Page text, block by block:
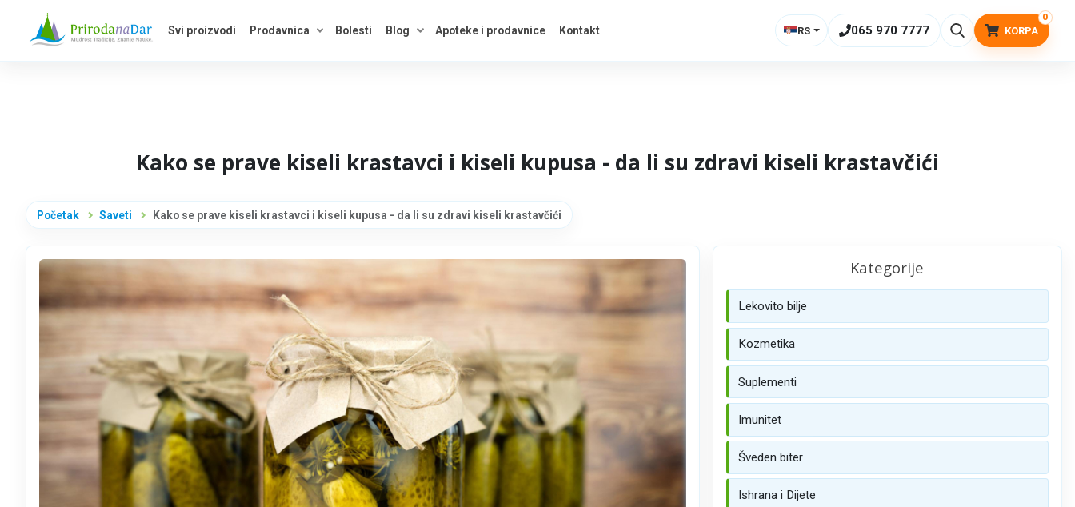
Svi proizvodi Prodavnica
Otvori kategorije
Bolesti Blog
Otvori savete
Apoteke i prodavnice Kontakt RS 065 970 7777
0
KORPA
Kako se prave kiseli krastavci i kiseli kupusa - da li su zdravi kiseli krastavčići
Početak Saveti Kako se prave kiseli krastavci i kiseli kupusa - da li su zdravi kiseli krastavčići
Kategorije
Lekovito bilje
Kozmetika
Suplementi
Imunitet
Šveden biter
Ishrana i Dijete